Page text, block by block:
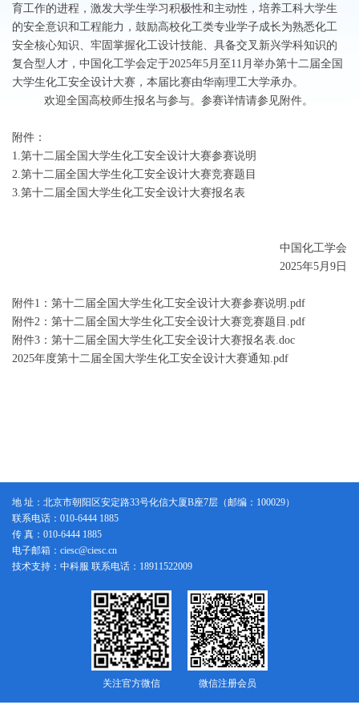
育工作的进程，激发大学生学习积极性和主动性，培养工科大学生
的安全意识和工程能力，鼓励高校化工类专业学子成长为熟悉化工
安全核心知识、牢固掌握化工设计技能、具备交叉新兴学科知识的
复合型人才，中国化工学会定于2025年5月至11月举办第十二届全国
大学生化工安全设计大赛，本届比赛由华南理工大学承办。
欢迎全国高校师生报名与参与。参赛详情请参见附件。
附件：
1.第十二届全国大学生化工安全设计大赛参赛说明
2.第十二届全国大学生化工安全设计大赛竞赛题目
3.第十二届全国大学生化工安全设计大赛报名表
中国化工学会
2025年5月 9 日
附件1：第十二届全国大学生化工安全设计大赛参赛说明.pdf
附件2：第十二届全国大学生化工安全设计大赛竞赛题目.pdf
附件3：第十二届全国大学生化工安全设计大赛报名表.doc
2025年度第十二届全国大学生化工安全设计大赛通知.pdf
地 址：北京市朝阳区安定路33号化信大厦B座7层（邮编：100029）
联系电话：010-6444 1885
传 真：010-6444 1885
电子邮箱：ciesc@ciesc.cn
技术支持：中科服 联系电话：18911522009
关注官方微信 微信注册会员